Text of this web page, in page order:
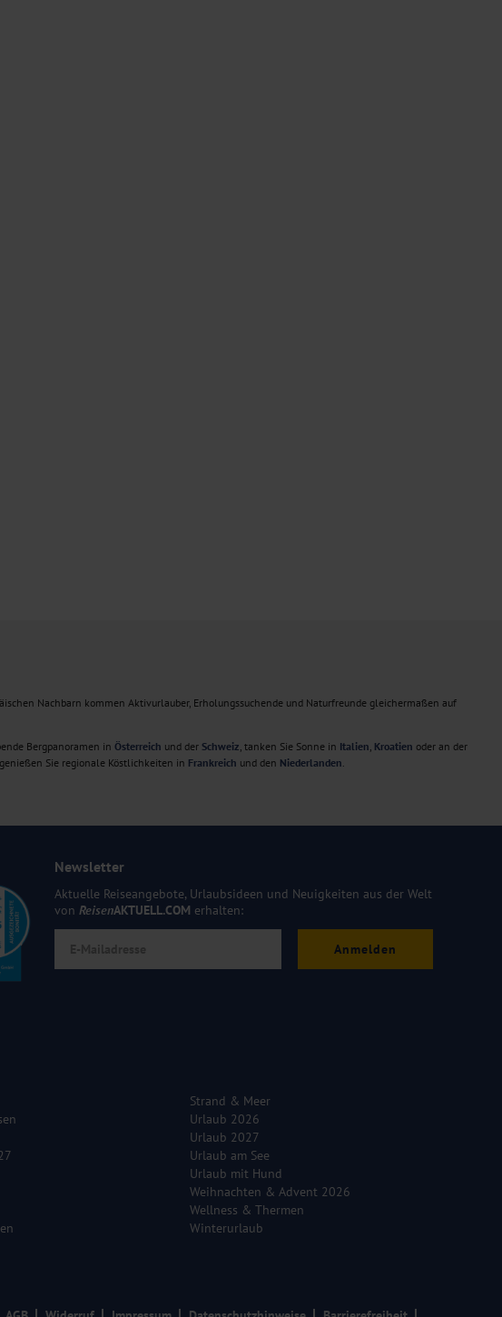
Nachbarn kommen Aktivurlauber, Erholungssuchende und Naturfreunde gleichermaßen auf
Bergpanoramen in Österreich und der Schweiz, tanken Sie Sonne in Italien, Kroatien oder an der
Sie regionale Köstlichkeiten in Frankreich und den Niederlanden.
Newsletter
Aktuelle Reiseangebote, Urlaubsideen und Neuigkeiten aus der Welt
von ReisenAKTUELL.COM erhalten:
Anmelden
Strand & Meer
Urlaub 2026
Urlaub 2027
Urlaub am See
Urlaub mit Hund
Weihnachten & Advent 2026
Wellness & Thermen
Winterurlaub